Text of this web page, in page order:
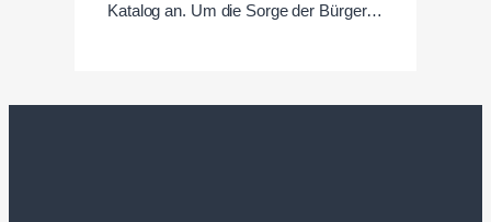
Katalog an. Um die Sorge der Bürger…